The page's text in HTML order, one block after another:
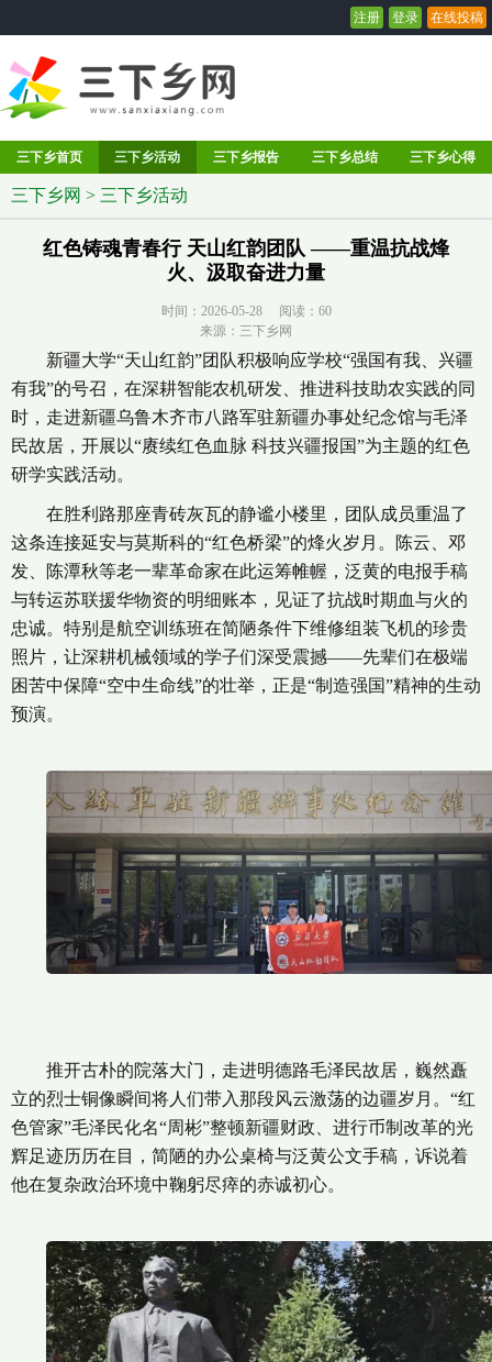
注册 登录 在线投稿
三下乡首页 三下乡活动 三下乡报告 三下乡总结 三下乡心得
三下乡网 > 三下乡活动
红色铸魂青春行 天山红韵团队 ——重温抗战烽
火、汲取奋进力量
时间：2026-05-28 阅读： 60
来源：三下乡网
新疆大学“天山红韵”团队积极响应学校“强国有我、兴疆
有我”的号召，在深耕智能农机研发、推进科技助农实践的同
时，走进新疆乌鲁木齐市八路军驻新疆办事处纪念馆与毛泽
民故居，开展以“赓续红色血脉 科技兴疆报国”为主题的红色
研学实践活动。
在胜利路那座青砖灰瓦的静谧小楼里，团队成员重温了
这条连接延安与莫斯科的“红色桥梁”的烽火岁月。陈云、邓
发、陈潭秋等老一辈革命家在此运筹帷幄，泛黄的电报手稿
与转运苏联援华物资的明细账本，见证了抗战时期血与火的
忠诚。特别是航空训练班在简陋条件下维修组装飞机的珍贵
照片，让深耕机械领域的学子们深受震撼——先辈们在极端
困苦中保障“空中生命线”的壮举，正是“制造强国”精神的生动
预演。
推开古朴的院落大门，走进明德路毛泽民故居，巍然矗
立的烈士铜像瞬间将人们带入那段风云激荡的边疆岁月。“红
色管家”毛泽民化名“周彬”整顿新疆财政、进行币制改革的光
辉足迹历历在目，简陋的办公桌椅与泛黄公文手稿，诉说着
他在复杂政治环境中鞠躬尽瘁的赤诚初心。